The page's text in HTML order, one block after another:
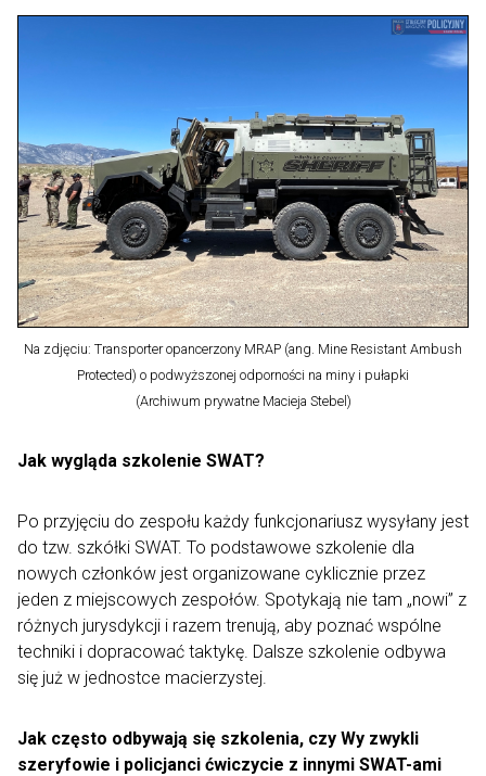
Na zdjęciu: Transporter opancerzony MRAP (ang. Mine Resistant Ambush
Protected) o podwyższonej odporności na miny i pułapki
(Archiwum prywatne Macieja Stebel)
Jak wygląda szkolenie SWAT?
Po przyjęciu do zespołu każdy funkcjonariusz wysyłany jest
do tzw. szkółki SWAT. To podstawowe szkolenie dla
nowych członków jest organizowane cyklicznie przez
jeden z miejscowych zespołów. Spotykają nie tam „nowi” z
różnych jurysdykcji i razem trenują, aby poznać wspólne
techniki i dopracować taktykę. Dalsze szkolenie odbywa
się już w jednostce macierzystej.
Jak często odbywają się szkolenia, czy Wy zwykli
szeryfowie i policjanci ćwiczycie z innymi SWAT-ami